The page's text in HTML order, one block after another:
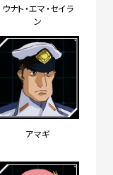
ウナト・エマ・セイラ
ン
アマギ